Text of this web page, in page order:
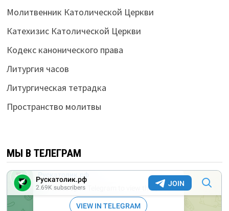
Молитвенник Католической Церкви
Катехизис Католической Церкви
Кодекс канонического права
Литургия часов
Литургическая тетрадка
Пространство молитвы
МЫ В ТЕЛЕГРАМ